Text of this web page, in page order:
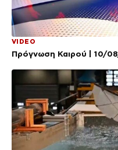
VIDEO
Πρόγνωση Καιρού | 10/